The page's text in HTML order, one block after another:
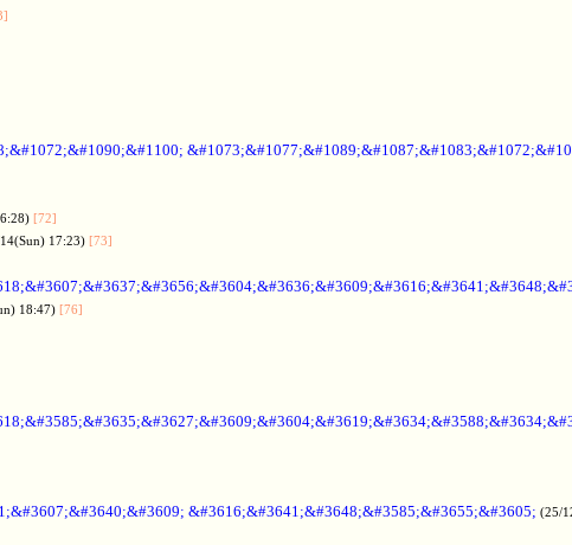
[72]
17:23) [73]
18:47) [76]
&#3616;&#3641;&#3648;&#3585;&#3655;&#3605; (25/